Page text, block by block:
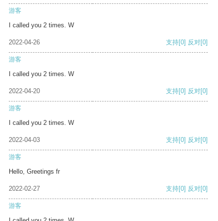
游客
I called you 2 times. W
2022-04-26 支持[0] 反对[0]
游客
I called you 2 times. W
2022-04-20 支持[0] 反对[0]
游客
I called you 2 times. W
2022-04-03 支持[0] 反对[0]
游客
Hello, Greetings fr
2022-02-27 支持[0] 反对[0]
游客